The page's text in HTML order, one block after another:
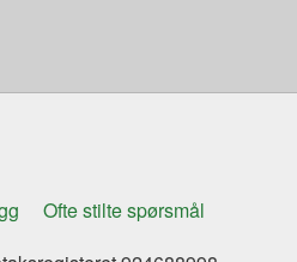
Ofte stilte spørsmål